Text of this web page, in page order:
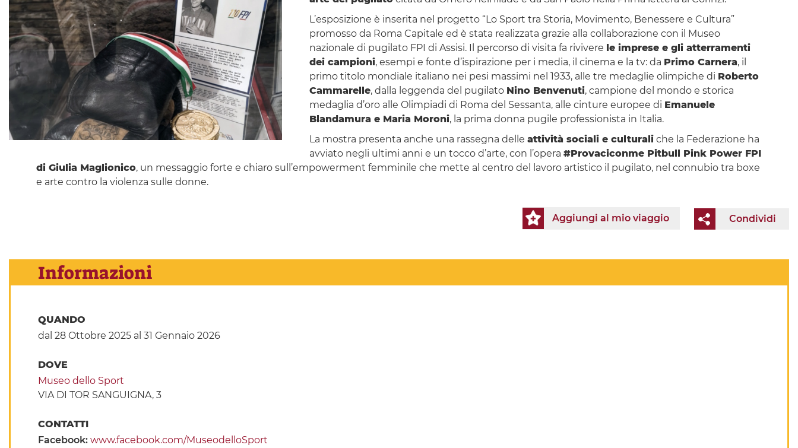
L’esposizione è inserita nel progetto “Lo Sport tra Storia, Movimento, Benessere e Cultura”
promosso da Roma Capitale ed è stata realizzata grazie alla collaborazione con il Museo
nazionale di pugilato FPI di Assisi. Il percorso di visita fa rivivere le imprese e gli atterramenti
dei campioni, esempi e fonte d’ispirazione per i media, il cinema e la tv: da Primo Carnera, il
primo titolo mondiale italiano nei pesi massimi nel 1933, alle tre medaglie olimpiche di Roberto
Cammarelle, dalla leggenda del pugilato Nino Benvenuti, campione del mondo e storica
medaglia d’oro alle Olimpiadi di Roma del Sessanta, alle cinture europee di Emanuele
Blandamura e Maria Moroni, la prima donna pugile professionista in Italia.
La mostra presenta anche una rassegna delle attività sociali e culturaliche la Federazione ha
avviato negli ultimi anni e un tocco d’arte, con l’opera #Provaciconme Pitbull Pink Power FPI
di Giulia Maglionico, un messaggio forte e chiaro sull’empowerment femminile che mette al centro del lavoro artistico il pugilato, nel connubio tra boxe
e arte contro la violenza sulle donne.
Condividi
Aggiungi al mio viaggio
Informazioni
QUANDO
dal 28 Ottobre 2025al 31 Gennaio 2026
DOVE
Museo dello Sport
VIA DI TOR SANGUIGNA, 3
CONTATTI
Facebook: www.facebook.com/MuseodelloSport